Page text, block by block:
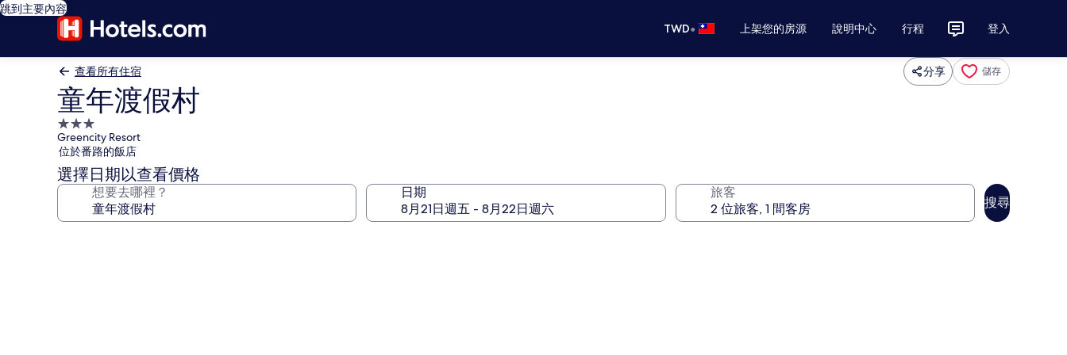
跳到主要內容
TWD• 上架您的房源 說明中心 行程 登入
查看所有住宿 分享 儲存
童年渡假村
3.0
星
級
住
宿
Greencity Resort
位於番路的飯店
選擇日期以查看價格
想要去哪裡？ 日期 旅客
搜尋